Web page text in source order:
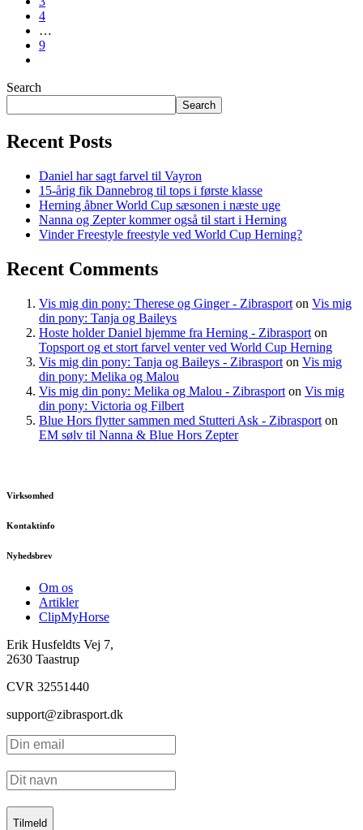
4
…
9
Search
Search
Recent Posts
Daniel har sagt farvel til Vayron
15-årig fik Dannebrog til tops i første klasse
Herning åbner World Cup sæsonen i næste uge
Nanna og Zepter kommer også til start i Herning
Vinder Freestyle freestyle ved World Cup Herning?
Recent Comments
Vis mig din pony: Therese og Ginger - Zibrasport on Vis mig
din pony: Tanja og Baileys
Hoste holder Daniel hjemme fra Herning - Zibrasport on
Topsport og et stort farvel venter ved World Cup Herning
Vis mig din pony: Tanja og Baileys - Zibrasport on Vis mig
din pony: Melika og Malou
Vis mig din pony: Melika og Malou - Zibrasport on Vis mig
din pony: Victoria og Filbert
Blue Hors flytter sammen med Stutteri Ask - Zibrasport on
EM sølv til Nanna & Blue Hors Zepter
Virksomhed
Kontaktinfo
Nyhedsbrev
Om os
Artikler
ClipMyHorse
Erik Husfeldts Vej 7,
2630 Taastrup
CVR 32551440
support@zibrasport.dk
Tilmeld